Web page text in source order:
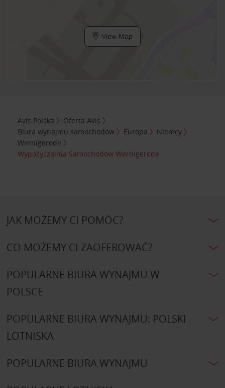
View Map
Avis Polska
Oferta Avis
Biura wynajmu samochodów
Europa
Niemcy
Wernigerode
Wypożyczalnia Samochodów Wernigerode
JAK MOŻEMY CI POMÓC?
CO MOŻEMY CI ZAOFEROWAĆ?
POPULARNE BIURA WYNAJMU W
POLSCE
POPULARNE BIURA WYNAJMU: POLSKI
LOTNISKA
POPULARNE BIURA WYNAJMU